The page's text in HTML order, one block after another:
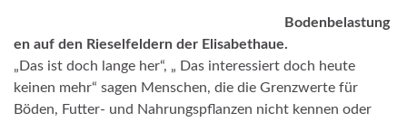
Bodenbelastung
en auf den Rieselfeldern der Elisabethaue.
„Das ist doch lange her“, „ Das interessiert doch heute
keinen mehr“ sagen Menschen, die die Grenzwerte für
Böden, Futter- und Nahrungspflanzen nicht kennen oder